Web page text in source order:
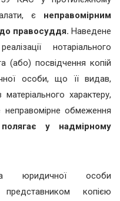
є неправомірним
правосуддя. Наведене
нотаріального
(або) посвідчення копій
особи, що її видав,
характеру,
обмеження
полягає у надмірному
юридичної особи
копією